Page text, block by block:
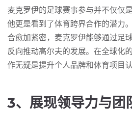
麦克罗伊的足球赛事参与并不仅仅
他更是看到了体育跨界合作的潜力
合愈加紧密，麦克罗伊能够通过足
反向推动高尔夫的发展。在全球化
作无疑是提升个人品牌和体育项目
3、展现领导力与团